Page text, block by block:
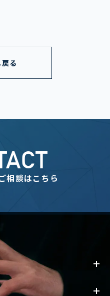
る
相談はこちら